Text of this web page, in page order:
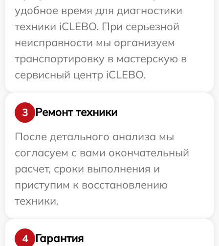
удобное время для диагностики
техники iCLEBO. При серьезной
неисправности мы организуем
транспортировку в мастерскую в
сервисный центр iCLEBO.
3
Ремонт техники
После детального анализа мы
согласуем с вами окончательный
расчет, сроки выполнения и
приступим к восстановлению
техники.
4
Гарантия